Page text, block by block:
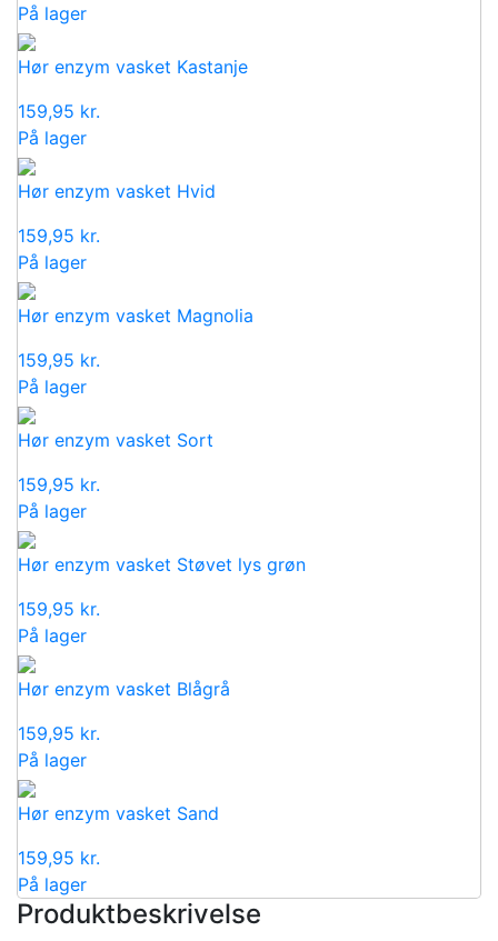
På lager
Hør enzym vasket Kastanje
159,95 kr.
På lager
Hør enzym vasket Hvid
159,95 kr.
På lager
Hør enzym vasket Magnolia
159,95 kr.
På lager
Hør enzym vasket Sort
159,95 kr.
På lager
Hør enzym vasket Støvet lys grøn
159,95 kr.
På lager
Hør enzym vasket Blågrå
159,95 kr.
På lager
Hør enzym vasket Sand
159,95 kr.
På lager
Produktbeskrivelse